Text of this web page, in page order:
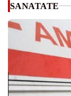
SANATATE